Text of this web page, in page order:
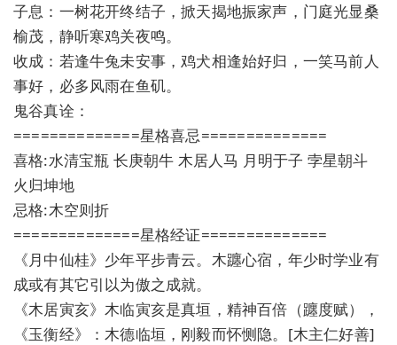
子息：一树花开终结子，掀天揭地振家声，门庭光显桑
榆茂，静听寒鸡关夜鸣。
收成：若逢牛兔未安事，鸡犬相逢始好归，一笑马前人
事好，必多风雨在鱼矶。
鬼谷真诠：
==============星格喜忌==============
喜格:水清宝瓶 长庚朝牛 木居人马 月明于子 孛星朝斗
火归坤地
忌格:木空则折
==============星格经证==============
《月中仙桂》少年平步青云。木躔心宿，年少时学业有
成或有其它引以为傲之成就。
《木居寅亥》木临寅亥是真垣，精神百倍（躔度赋），
《玉衡经》：木德临垣，刚毅而怀恻隐。[木主仁好善]